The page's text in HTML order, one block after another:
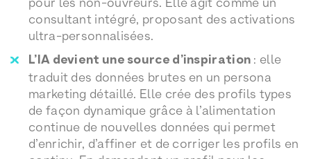
consultant intégré, proposant des activations
ultra-personnalisées.
L’IA devient une source d’inspiration : elle
traduit des données brutes en un persona
marketing détaillé. Elle crée des profils types
de façon dynamique grâce à l’alimentation
continue de nouvelles données qui permet
d’enrichir, d’affiner et de corriger les profils en